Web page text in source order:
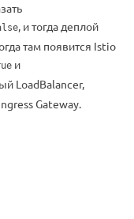
, и тогда деплой
там появится Istio
и
LoadBalancer,
Gateway.